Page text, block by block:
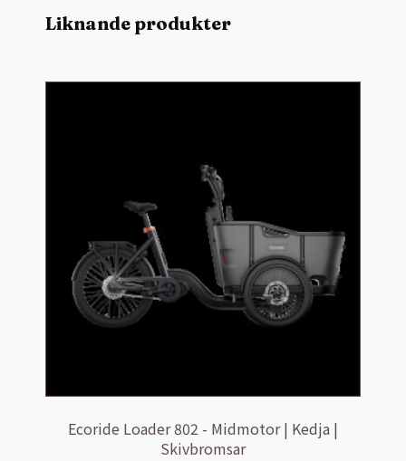
Liknande produkter
Ecoride Loader 802 - Midmotor | Kedja |
Skivbromsar